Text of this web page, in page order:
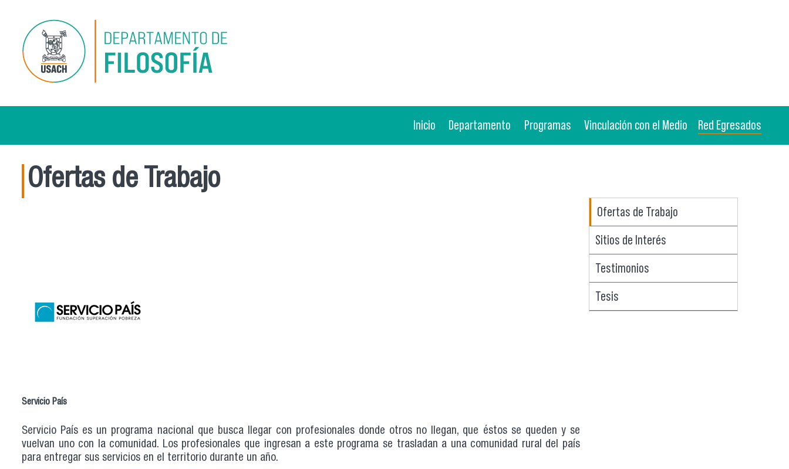
Inicio Departamento Programas Vinculación con el Medio Red Egresados
Ofertas de Trabajo
Sitios de Interés
Testimonios
Tesis
Ofertas de Trabajo
Servicio País
Servicio País es un programa nacional que busca llegar con profesionales donde otros no llegan, que éstos se queden y se
vuelvan uno con la comunidad. Los profesionales que ingresan a este programa se trasladan a una comunidad rural del país
para entregar sus servicios en el territorio durante un año.